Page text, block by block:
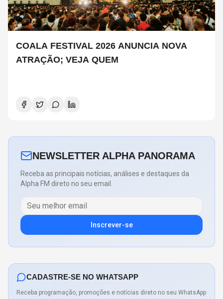
COALA FESTIVAL 2026 ANUNCIA NOVA
ATRAÇÃO; VEJA QUEM
NEWSLETTER ALPHA PANORAMA
Receba as principais notícias, análises e destaques da
Alpha FM direto no seu email.
Inscrever-se
CADASTRE-SE NO WHATSAPP
Receba programação, promoções e notícias direto no seu WhatsApp